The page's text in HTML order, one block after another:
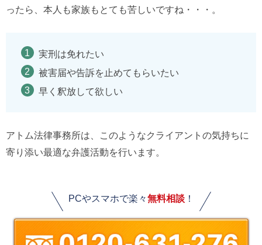
ったら、本人も家族もとても苦しいですね・・・。
実刑は免れたい
被害届や告訴を止めてもらいたい
早く釈放して欲しい
アトム法律事務所は、このようなクライアントの気持ちに
寄り添い最適な弁護活動を行います。
PCやスマホで楽々無料相談！